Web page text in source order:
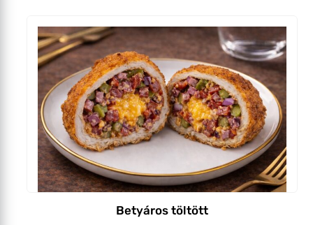
Betyáros töltött